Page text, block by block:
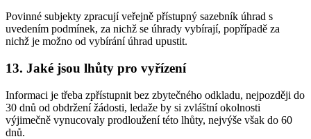
Povinné subjekty zpracují veřejně přístupný sazebník úhrad s
uvedením podmínek, za nichž se úhrady vybírají, popřípadě za
nichž je možno od vybírání úhrad upustit.
13. Jaké jsou lhůty pro vyřízení
Informaci je třeba zpřístupnit bez zbytečného odkladu, nejpozději do
30 dnů od obdržení žádosti, ledaže by si zvláštní okolnosti
výjimečně vynucovaly prodloužení této lhůty, nejvýše však do 60
dnů.